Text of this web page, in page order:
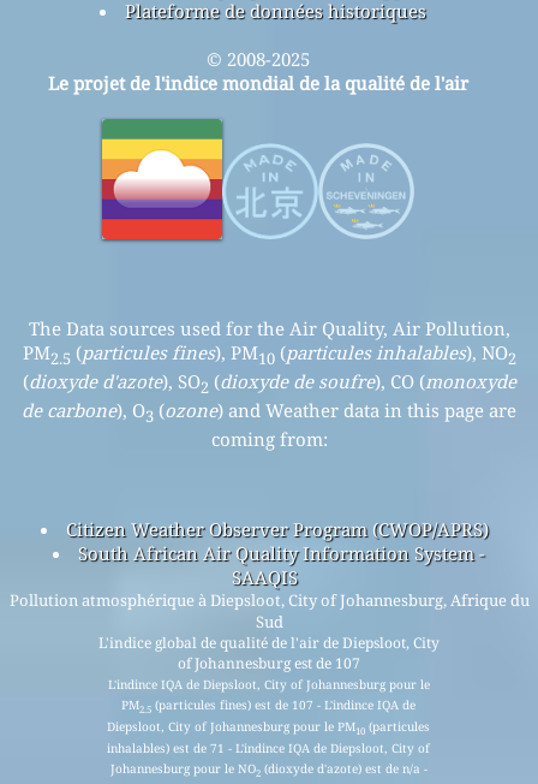
Plateforme de données historiques
© 2008-2025
Le projet de l'indice mondial de la qualité de l'air
The Data sources used for the Air Quality, Air Pollution,
PM2.5 (particules fines), PM10(particules inhalables), NO2
(dioxyde d'azote), SO2 (dioxyde de soufre), CO (monoxyde
de carbone), O3 (ozone) and Weather data in this page are
coming from:
Citizen Weather Observer Program (CWOP/APRS)
South African Air Quality Information System -
SAAQIS
Pollution atmosphérique à Diepsloot, City of Johannesburg, Afrique du
Sud
L'indice global de qualité de l'air de Diepsloot, City
of Johannesburg est de 107
L'indince IQA de Diepsloot, City of Johannesburg pour le
PM2.5 (particules fines) est de 107 - L'indince IQA de
Diepsloot, City of Johannesburg pour le PM10 (particules
inhalables) est de 71 - L'indince IQA de Diepsloot, City of
Johannesburg pour le NO2(dioxyde d'azote) est de n/a -